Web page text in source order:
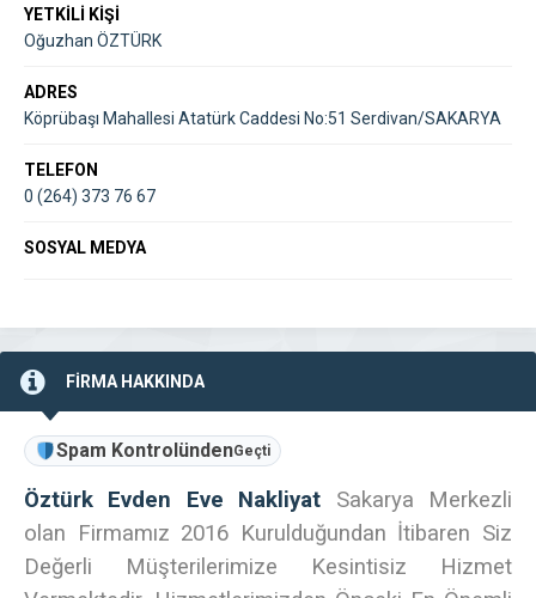
YETKİLİ KİŞİ
Oğuzhan ÖZTÜRK
ADRES
Köprübaşı Mahallesi Atatürk Caddesi No:51 Serdivan/SAKARYA
TELEFON
0 (264) 373 76 67
SOSYAL MEDYA
FİRMA HAKKINDA
Spam KontrolündenGeçti
Öztürk Evden Eve Nakliyat Sakarya Merkezli
olan Firmamız 2016 Kurulduğundan İtibaren Siz
Değerli Müşterilerimize Kesintisiz Hizmet